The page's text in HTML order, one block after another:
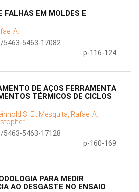
FALHAS EM MOLDES E
A.
5463-5463-17082
p-116-124
DE AÇOS FERRAMENTA
TÉRMICOS DE CICLOS
S. E.; Mesquita, Rafael A.;
5463-5463-17128
p-160-169
PARA MEDIR
AO DESGASTE NO ENSAIO